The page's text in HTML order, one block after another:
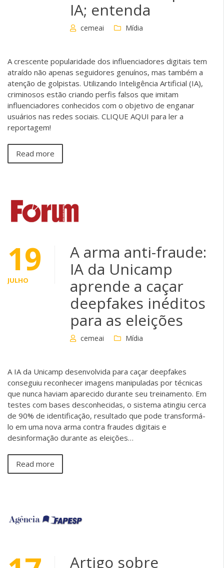
IA; entenda
cemeai Mídia
A crescente popularidade dos influenciadores digitais tem
atraído não apenas seguidores genuínos, mas também a
atenção de golpistas. Utilizando Inteligência Artificial (IA),
criminosos estão criando perfis falsos que imitam
influenciadores conhecidos com o objetivo de enganar
usuários nas redes sociais. CLIQUE AQUI para ler a
reportagem!
Read more
19
JULHO
A arma anti-fraude:
IA da Unicamp
aprende a caçar
deepfakes inéditos
para as eleições
cemeai Mídia
A IA da Unicamp desenvolvida para caçar deepfakes
conseguiu reconhecer imagens manipuladas por técnicas
que nunca haviam aparecido durante seu treinamento. Em
testes com bases desconhecidas, o sistema atingiu cerca
de 90% de identificação, resultado que pode transformá-
lo em uma nova arma contra fraudes digitais e
desinformação durante as eleições…
Read more
Artigo sobre